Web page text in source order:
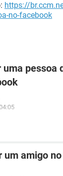
https://
no-facebook
pessoa
um amigo